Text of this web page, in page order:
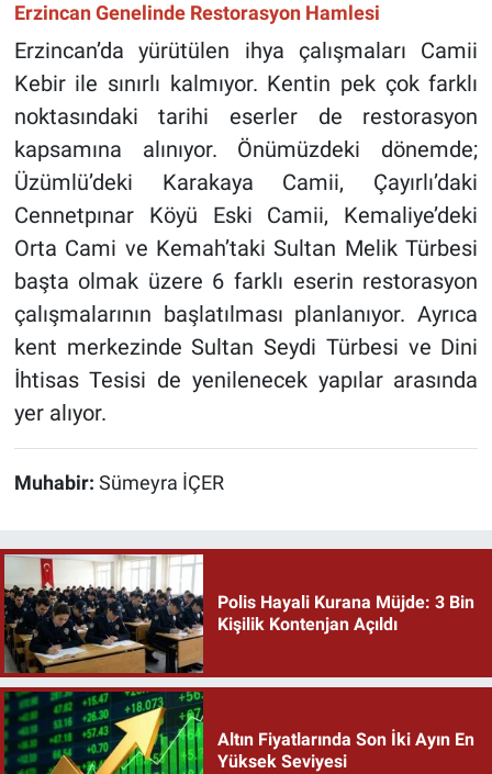
Erzincan Genelinde Restorasyon Hamlesi
Erzincan’da yürütülen ihya çalışmaları Camii
Kebir ile sınırlı kalmıyor. Kentin pek çok farklı
noktasındaki tarihi eserler de restorasyon
kapsamına alınıyor. Önümüzdeki dönemde;
Üzümlü’deki Karakaya Camii, Çayırlı’daki
Cennetpınar Köyü Eski Camii, Kemaliye’deki
Orta Cami ve Kemah’taki Sultan Melik Türbesi
başta olmak üzere 6 farklı eserin restorasyon
çalışmalarının başlatılması planlanıyor. Ayrıca
kent merkezinde Sultan Seydi Türbesi ve Dini
İhtisas Tesisi de yenilenecek yapılar arasında
yer alıyor.
Muhabir: Sümeyra İÇER
Polis Hayali Kurana Müjde: 3 Bin
Kişilik Kontenjan Açıldı
Altın Fiyatlarında Son İki Ayın En
Yüksek Seviyesi